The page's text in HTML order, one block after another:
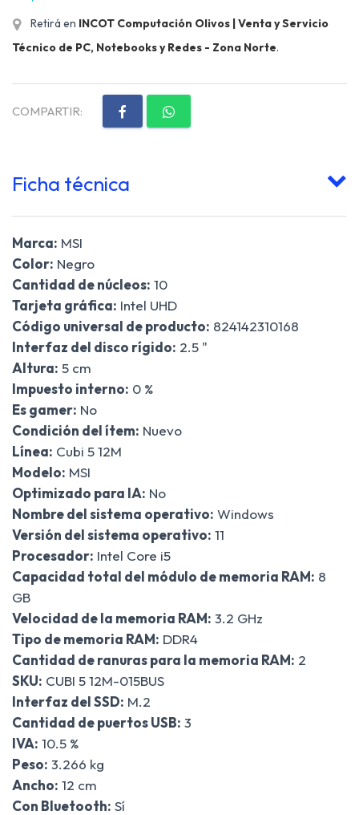
Retirá en INCOT Computación Olivos | Venta y Servicio
Técnico de PC, Notebooks y Redes - Zona Norte.
COMPARTIR:
Ficha técnica
Marca: MSI
Color: Negro
Cantidad de núcleos: 10
Tarjeta gráfica: Intel UHD
Código universal de producto: 824142310168
Interfaz del disco rígido: 2.5 "
Altura: 5 cm
Impuesto interno: 0 %
Es gamer: No
Condición del ítem: Nuevo
Línea: Cubi 5 12M
Modelo: MSI
Optimizado para IA: No
Nombre del sistema operativo: Windows
Versión del sistema operativo: 11
Procesador: Intel Core i5
Capacidad total del módulo de memoria RAM: 8
GB
Velocidad de la memoria RAM: 3.2 GHz
Tipo de memoria RAM: DDR4
Cantidad de ranuras para la memoria RAM: 2
SKU: CUBI 5 12M-015BUS
Interfaz del SSD: M.2
Cantidad de puertos USB: 3
IVA: 10.5 %
Peso: 3.266 kg
Ancho: 12 cm
Con Bluetooth: Sí